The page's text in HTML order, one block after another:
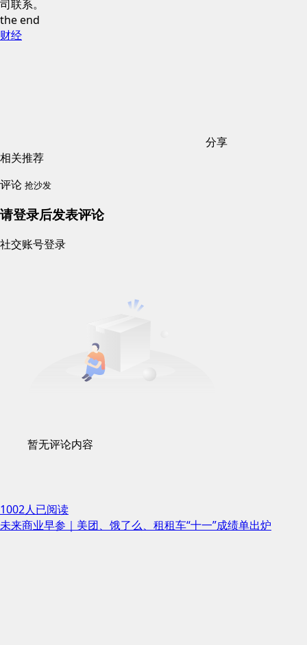
司联系。
the end
财经
分享
相关推荐
评论 抢沙发
请登录后发表评论
社交账号登录
暂无评论内容
1002人已阅读
未来商业早参｜美团、饿了么、租租车“十一”成绩单出炉